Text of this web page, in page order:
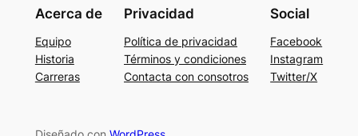
Acerca de
Equipo
Historia
Carreras
Privacidad
Política de privacidad
Términos y condiciones
Contacta con consotros
Social
Facebook
Instagram
Twitter/X